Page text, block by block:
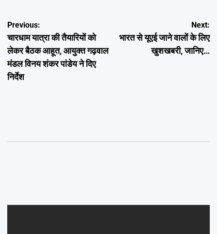
Post
navigation
Previous:
चारधाम यात्रा की तैयारियों को
लेकर बैठक आहूत, आयुक्त गढ़वाल
मंडल विनय शंकर पांडेय ने दिए
निर्देश
Next:
भारत से यूएई जाने वालों के लिए
खुशखबरी, जानिए…